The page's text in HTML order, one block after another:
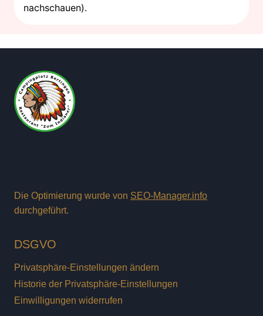
nachschauen).
Die Optimierung wurde von SEO-Manager.info
durchgeführt.
DSGVO
Privatsphäre-Einstellungen ändern
Historie der Privatsphäre-Einstellungen
Einwilligungen widerrufen